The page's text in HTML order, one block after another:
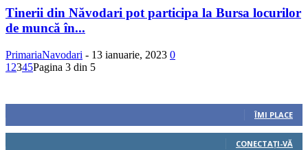
Tinerii din Năvodari pot participa la Bursa locurilor
de muncă în...
PrimariaNavodari - 13 ianuarie, 2023 0
1 2345Pagina 3 din 5
ÎMI PLACE
CONECTAȚI-VĂ